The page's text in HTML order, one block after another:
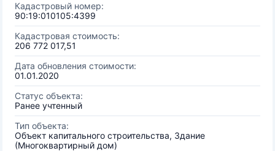
Кадастровый номер:
90:19:010105:4399
Кадастровая стоимость:
206 772 017,51
Дата обновления стоимости:
01.01.2020
Статус объекта:
Ранее учтенный
Тип объекта:
Объект капитального строительства, Здание
(Многоквартирный дом)